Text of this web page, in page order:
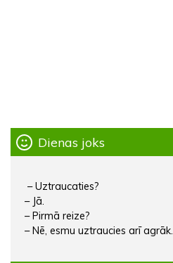
Dienas joks
– Uztraucaties?
– Jā.
– Pirmā reize?
– Nē, esmu uztraucies arī agrāk.